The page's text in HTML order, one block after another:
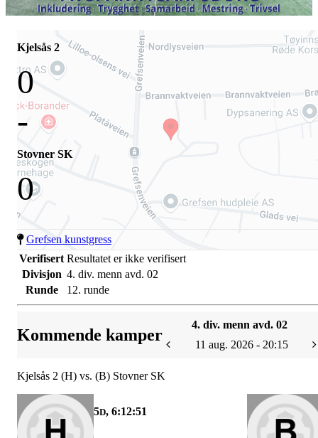
Kjelsås 2
0
-
Stovner SK
0
Grefsen kunstgress
Verifisert Resultatet er ikke verifisert
Divisjon 4. div. menn avd. 02
Runde
12. runde
Kommende kamper
4. div. menn avd. 02
11 aug. 2026 - 20:15
Kjelsås 2 (H) vs. (B) Stovner SK
5D, 6:12:51